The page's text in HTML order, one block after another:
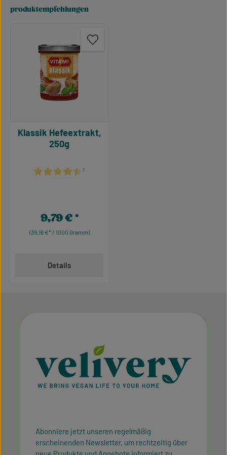
produktempfehlungen
¹
Klassik Hefeextrakt,
250g
(39,16 €* / 1000 Gramm)
Regulärer Preis:
9,79 €
Details
Abonniere jetzt unseren regelmäßig
erscheinenden Newsletter, um rechtzeitig über